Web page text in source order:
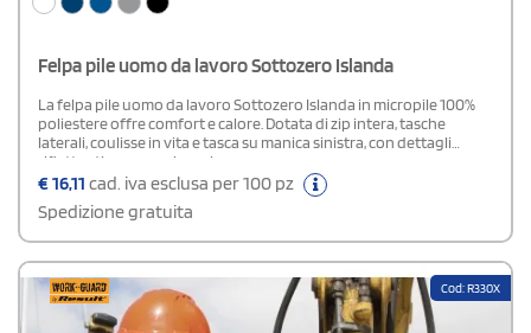
Felpa pile uomo da lavoro Sottozero Islanda
La felpa pile uomo da lavoro Sottozero Islanda in micropile 100%
poliestere offre comfort e calore. Dotata di zip intera, tasche
laterali, coulisse in vita e tasca su manica sinistra, con dettagli
riflettenti per maggiore sicurezza.
€16,11 cad. iva esclusa per 100 pz
Spedizione gratuita
Cod: R330X